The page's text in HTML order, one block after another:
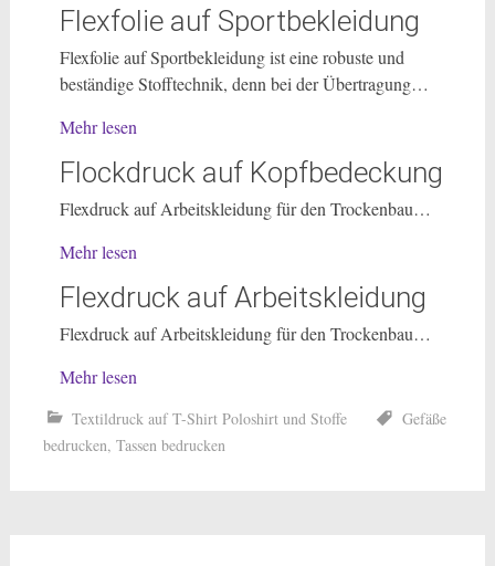
Flexfolie auf Sportbekleidung
Flexfolie auf Sportbekleidung ist eine robuste und
beständige Stofftechnik, denn bei der Übertragung…
Mehr lesen
Flockdruck auf Kopfbedeckung
Flexdruck auf Arbeitskleidung für den Trockenbau…
Mehr lesen
Flexdruck auf Arbeitskleidung
Flexdruck auf Arbeitskleidung für den Trockenbau…
Mehr lesen
Textildruck auf T-Shirt Poloshirt und Stoffe
Gefäße
bedrucken, Tassen bedrucken